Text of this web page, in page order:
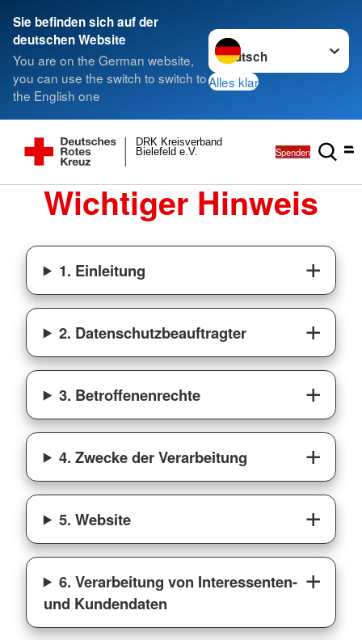
Sie befinden sich auf der
deutschen Website
You are on the German website,
you can use the switch to switch to
the English one
Sprache wechseln zu
Alles klar
Bielefeld e.V.
DRK Kreisverband
Spenden
Wichtiger Hinweis
1. Einleitung
2. Datenschutzbeauftragter
3. Betroffenenrechte
4. Zwecke der Verarbeitung
5. Website
6. Verarbeitung von Interessenten-
und Kundendaten